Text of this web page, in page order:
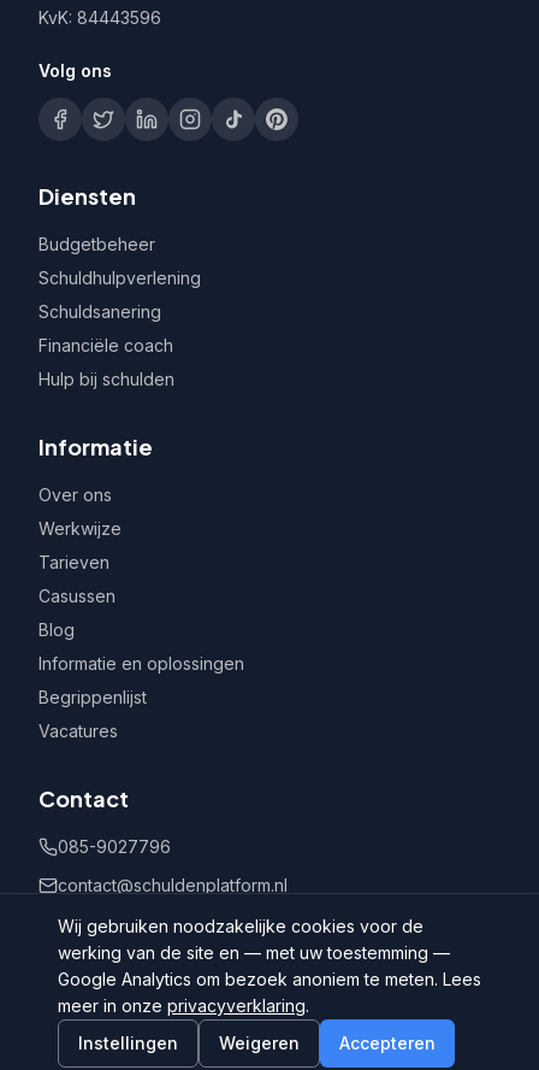
KvK: 84443596
Volg ons
Diensten
Budgetbeheer
Schuldhulpverlening
Schuldsanering
Financiële coach
Hulp bij schulden
Informatie
Over ons
Werkwijze
Tarieven
Casussen
Blog
Informatie en oplossingen
Begrippenlijst
Vacatures
Contact
085-9027796
contact@schuldenplatform.nl
Postbus 802, 7400 AV Deventer
©
Schuldenplatform.nl
Wij gebruiken noodzakelijke cookies voor de
werking van de site en — met uw toestemming —
Google Analytics om bezoek anoniem te meten. Lees
meer in onze privacyverklaring.
Instellingen
Weigeren Accepteren